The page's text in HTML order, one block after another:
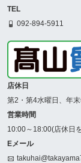
TEL
092-894-5911
店休日
第2・第4水曜日、年
営業時間
10:00～18:00(店休日
Eメール